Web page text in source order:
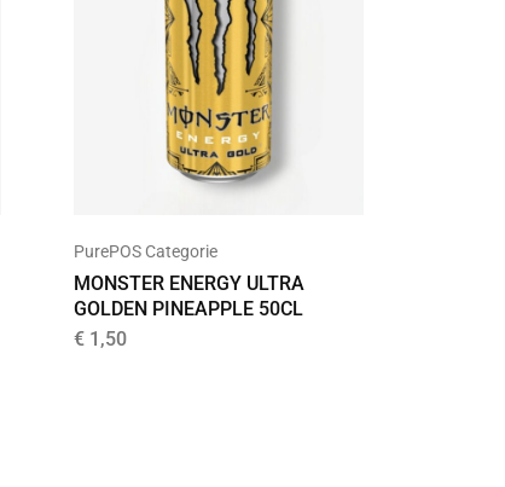
PurePOS Categorie
MONSTER ENERGY ULTRA
GOLDEN PINEAPPLE 50CL
€ 1,50